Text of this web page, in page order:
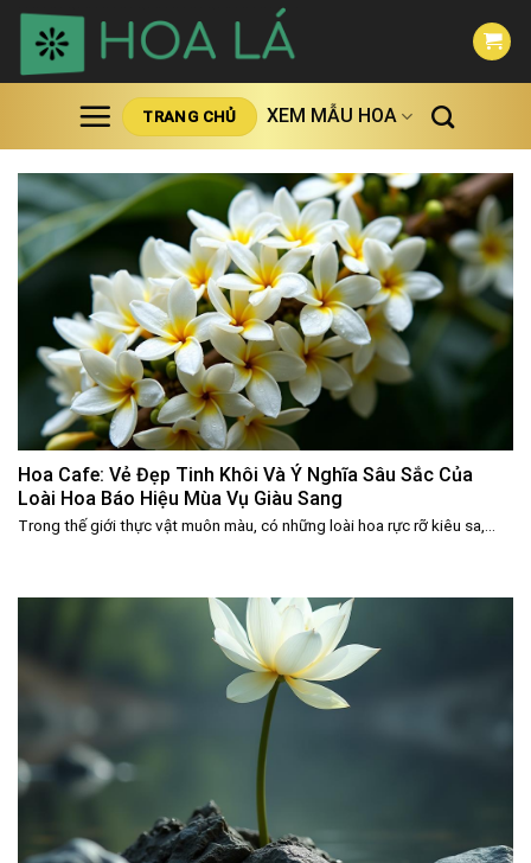
Skip
content
TRANG CHỦ XEM MẪU HOA
Hoa Cafe: Vẻ Đẹp Tinh Khôi Và Ý Nghĩa Sâu Sắc Của
Loài Hoa Báo Hiệu Mùa Vụ Giàu Sang
Trong thế giới thực vật muôn màu, có những loài hoa rực rỡ kiêu sa,...